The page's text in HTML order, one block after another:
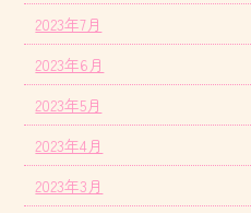
2023年7月
2023年6月
2023年5月
2023年4月
2023年3月